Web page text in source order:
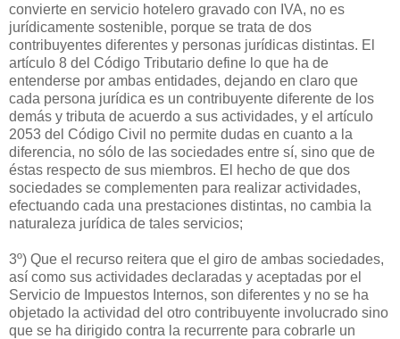
convierte en servicio hotelero gravado con IVA, no es
jurídicamente sostenible, porque se trata de dos
contribuyentes diferentes y personas jurídicas distintas. El
artículo 8 del Código Tributario define lo que ha de
entenderse por ambas entidades, dejando en claro que
cada persona jurídica es un contribuyente diferente de los
demás y tributa de acuerdo a sus actividades, y el artículo
2053 del Código Civil no permite dudas en cuanto a la
diferencia, no sólo de las sociedades entre sí, sino que de
éstas respecto de sus miembros. El hecho de que dos
sociedades se complementen para realizar actividades,
efectuando cada una prestaciones distintas, no cambia la
naturaleza jurídica de tales servicios;
3º) Que el recurso reitera que el giro de ambas sociedades,
así como sus actividades declaradas y aceptadas por el
Servicio de Impuestos Internos, son diferentes y no se ha
objetado la actividad del otro contribuyente involucrado sino
que se ha dirigido contra la recurrente para cobrarle un